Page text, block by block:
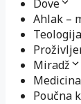
Dove
Ahlak –
Teologija
Miradž
Medicina
Poučna